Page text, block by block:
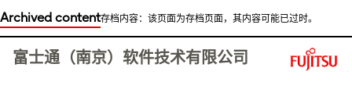
Archived content存档内容：该页面为存档页面，其内容可能已过时。
This is a skip link click here to skip to main contents
富士通（南京）软件技术有限公司